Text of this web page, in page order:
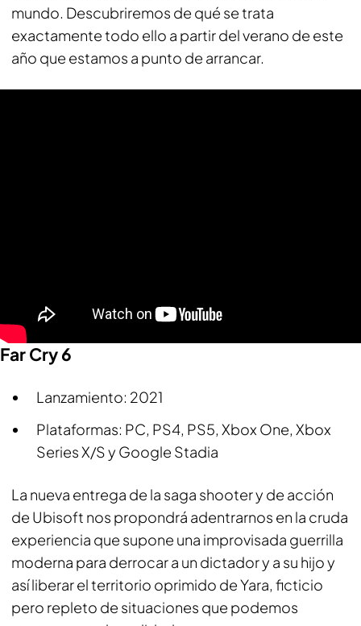
mundo. Descubriremos de qué se trata
exactamente todo ello a partir del verano de este
año que estamos a punto de arrancar.
Far Cry 6
Lanzamiento: 2021
Plataformas: PC, PS4, PS5, Xbox One, Xbox
Series X/S y Google Stadia
La nueva entrega de la saga shooter y de acción
de Ubisoft nos propondrá adentrarnos en la cruda
experiencia que supone una improvisada guerrilla
moderna para derrocar a un dictador y a su hijo y
así liberar el territorio oprimido de Yara, ficticio
pero repleto de situaciones que podemos